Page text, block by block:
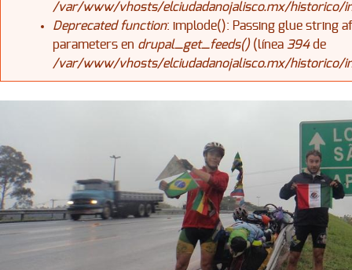
/var/www/vhosts/elciudadanojalisco.mx/historico/
Deprecated function: implode(): Passing glue string
parameters en drupal_get_feeds()(línea 394de
/var/www/vhosts/elciudadanojalisco.mx/historico/